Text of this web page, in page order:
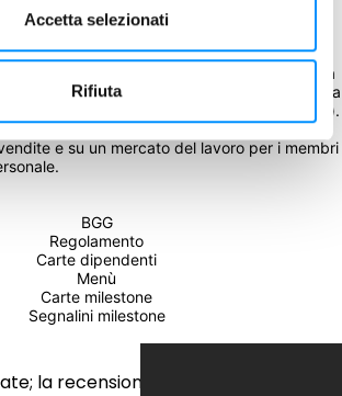
Accetta selezionati
Rifiuta
un gioco di strategia sulla costruzione di una
è quello di costruire la vostra impresa
di gestione card-driven delle risorse (umane).
su una mappa variabile della città, con
e su un mercato del lavoro per i membri
BGG
Regolamento
Carte dipendenti
Menù
Carte milestone
Segnalini milestone
la recensione